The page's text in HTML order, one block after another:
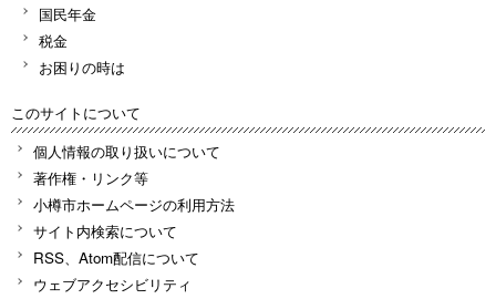
国民年金
税金
お困りの時は
このサイトについて
個人情報の取り扱いについて
著作権・リンク等
小樽市ホームページの利用方法
サイト内検索について
RSS、Atom配信について
ウェブアクセシビリティ